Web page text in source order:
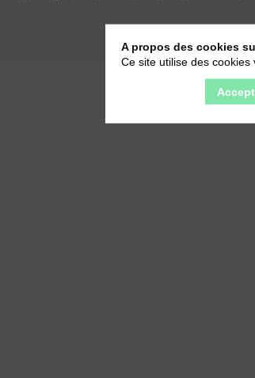
A propos des cookies
Ce site utilise des cookies